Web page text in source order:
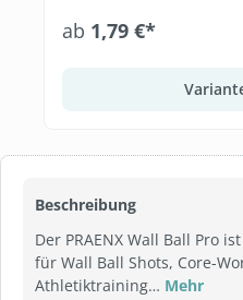
Beschreibung
Der PRAENX Wall Ball Pro
für Wall Ball Shots, Core-
Athletiktraining… Mehr
ab 1,79 €*